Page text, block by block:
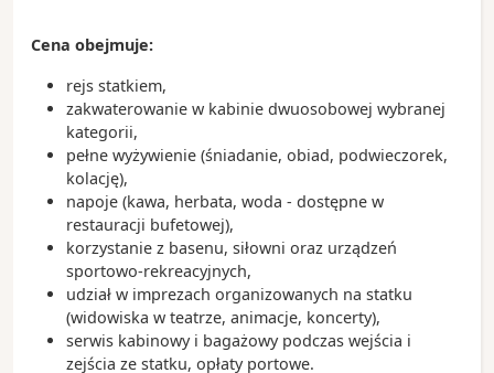
Cena obejmuje:
rejs statkiem,
zakwaterowanie w kabinie dwuosobowej wybranej
kategorii,
pełne wyżywienie (śniadanie, obiad, podwieczorek,
kolację),
napoje (kawa, herbata, woda - dostępne w
restauracji bufetowej),
korzystanie z basenu, siłowni oraz urządzeń
sportowo-rekreacyjnych,
udział w imprezach organizowanych na statku
(widowiska w teatrze, animacje, koncerty),
serwis kabinowy i bagażowy podczas wejścia i
zejścia ze statku, opłaty portowe.